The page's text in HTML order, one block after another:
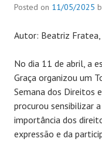
Posted on 11/05/2025
Autor: Beatriz Fratea,
No dia 11 de abril, a
Graça organizou um
Semana dos Direitos
procurou sensibilizar
importância dos
expressão e da